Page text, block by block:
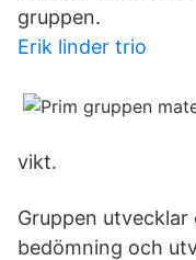
gruppen.
Erik linder trio
vikt.
Gruppen
bedömning och